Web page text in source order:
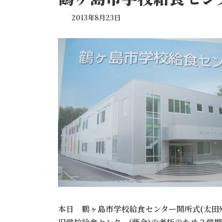
2013年8月23日
本日 鶴ヶ島市学校給食センター開所式(太田